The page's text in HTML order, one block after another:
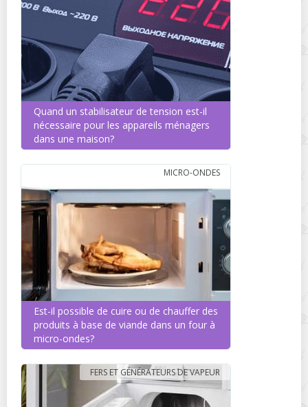
Quand un stabilisateur de tension est-il
nécessaire pour les appareils ménagers
dans une maison?
Est-il possible de cuire ou de chauffer des
produits à base de viande dans un four à
micro-ondes?
MICRO-ONDES
FERS ET GÉNÉRATEURS DE VAPEUR